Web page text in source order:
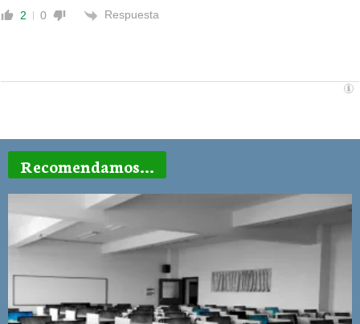
2 0 Respuesta
Recomendamos...